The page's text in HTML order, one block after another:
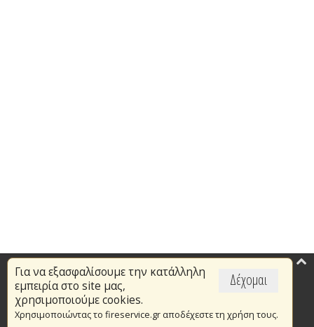
Δέχομαι
Για να εξασφαλίσουμε την κατάλληλη
εμπειρία στο site μας,
χρησιμοποιούμε cookies.
Χρησιμοποιώντας το fireservice.gr αποδέχεστε τη χρήση τους.
Επικαιρότητα
Το Πυροσβεστικό Σώμα